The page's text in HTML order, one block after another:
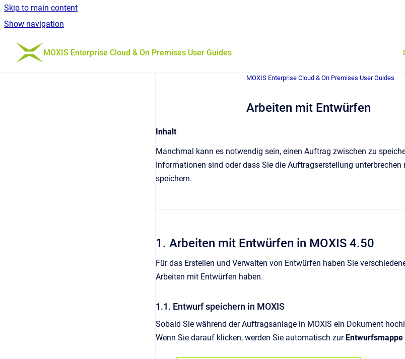
Skip to main content
Show navigation
Go to homepage
MOXIS Enterprise Cloud & On Premises User Guides
MOXIS Enterprise Cloud & On Premises User Guides
Arbeiten mit Entwürfen
Inhalt
Manchmal kann es notwendig sein, einen Auftrag zwischen zu
Informationen sind oder dass Sie die Auftragserstellung
speichern.
1. Arbeiten mit Entwürfen in MOXIS 4.50
Für das Erstellen und Verwalten von Entwürfen haben Sie
Arbeiten mit Entwürfen haben.
1.1. Entwurf speichern in MOXIS
Sobald Sie während der Auftragsanlage in MOXIS ein Dokument
Wenn Sie darauf klicken, werden Sie automatisch zur Entwurfsmappe